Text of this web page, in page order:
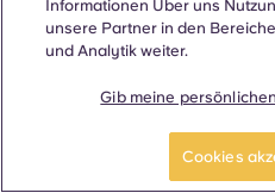
Informationen Über uns
unsere Partner in den
und Analytik weiter.
Gib meine
Cookies